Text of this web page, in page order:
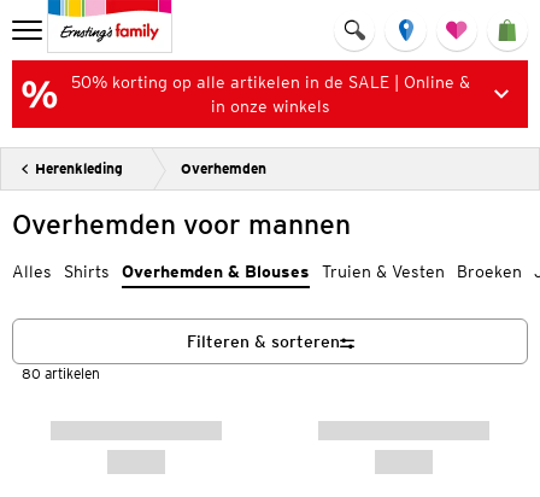
50% korting op alle artikelen in de SALE | Online &
in onze winkels
Herenkleding Overhemden
Overhemden voor mannen
Alles Shirts Overhemden & Blouses Truien & Vesten Broeken
80 artikelen
Filteren & sorteren